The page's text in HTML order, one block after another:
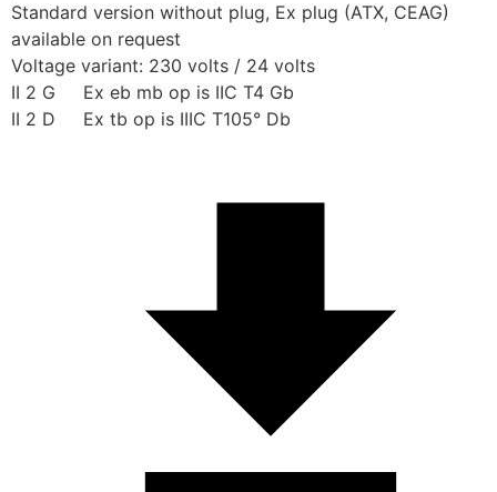
Standard version without plug, Ex plug (ATX, CEAG)
available on request
Voltage variant: 230 volts / 24 volts
II 2 G     Ex eb mb op is IIC T4 Gb
II 2 D     Ex tb op is IIIC T105° Db